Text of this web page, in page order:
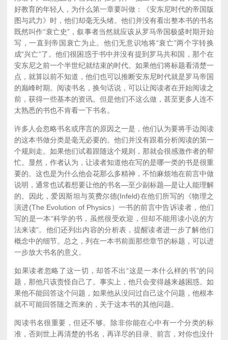
好教育的年轻人，为什么第一章要叫做：《安东尼时代的帝国版
图与武力》时，他们却毫无头绪。他们并没有看出整本书的书名
既然叫作“衰亡史”，叙事者当然就应该从罗马帝国极盛时期开始
写，一直到帝国衰亡为止。他们无意识地将“衰亡”两个字转换
成“兴亡”了。他们很困惑于书中并没有提到罗马共和国，那个在
安东尼之前一个半世纪就结束的时代。如果他们将标题看清楚一
点，就算以前不知道，他们也可以推断安东尼时代就是罗马帝国
的巅峰时期。阅读书名，换句话说，可以让阅读者在开始阅读之
前，获得一些基本的资讯。但是他们不这么做，甚至更多人连不
太熟悉的书也不肯看一下书名。
许多人会忽略书名或序言的原因之一是，他们认为要将手边阅读
的这本书做分类是毫无必要的。他们并没有跟着分析阅读的第一
个规则走。如果他们试着跟随这个规则，那就会很感激作者的帮
忙。显然，作者认为，让读者知道他在写的是哪一类的书是很重
要的。这也是为什么他会花那么多精神，不怕麻烦地在前言中做
说明，通常也试着想要让他的书名—至少副标题—是让人能理解
的。因此，爱因斯坦与英费尔德(Infeld)在他们所写的《物理之
演进(The Evolution of Physics）一书的前言中告诉读者，他们
写的是一本“科学的书，虽然很受欢迎，但却不能用读小说的方
法来读”。他们还列出内容的分析表，提醒读者进一步了解他们
概念中的细节。总之，列在一本书前面那些章节的标题，可以进
一步放大书名的意义。
如果读者忽略了这一切，却答不出“这是一本什么样的书”的问
题，那他只该责怪自己了。事实上，他只会变得越来越困惑。如
果他不能回答这个问题，如果他从没问过自己这个问题，他根本
就不可能回答随之而来的，关于这本书的其他问题。
阅读书名很重要，但还不够。除非你能在心中有一个分类的标
准，否则世上再清楚的书名，再详尽的目录、前言，对你也没什